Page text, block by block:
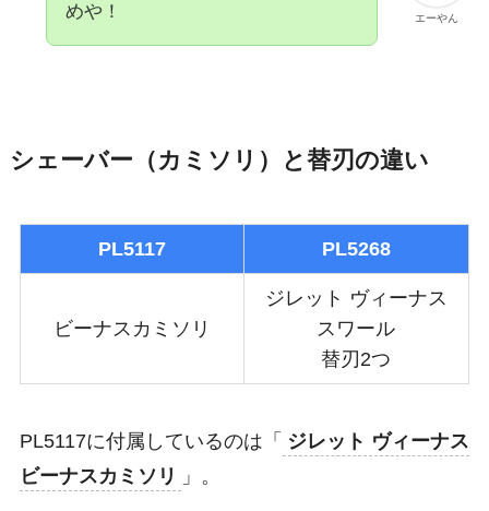
エーやん
めや！
シェーバー（カミソリ）と替刃の違い
PL5117 PL5268
ビーナスカミソリ
ジレット ヴィーナス
スワール
替刃2つ
PL5117に付属しているのは「 ジレット ヴィーナス
ビーナスカミソリ
」。